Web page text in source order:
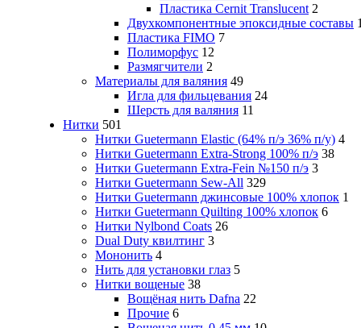
Пластика Cernit Translucent 2
Двухкомпонентные эпоксидные составы
Пластика FIMO 7
Полиморфус 12
Размягчители 2
Материалы для валяния 49
Игла для фильцевания 24
Шерсть для валяния 11
Нитки 501
Нитки Guetermann Elastic (64% п/э 36% п/у) 4
Нитки Guetermann Extra-Strong 100% п/э 38
Нитки Guetermann Extra-Fein №150 п/э 3
Нитки Guetermann Sew-All 329
Нитки Guetermann джинсовые 100% хлопок 1
Нитки Guetermann Quilting 100% хлопок 6
Нитки Nylbond Coats 26
Dual Duty квилтинг 3
Мононить 4
Нить для установки глаз 5
Нитки вощеные 38
Вощёная нить Dafna 22
Прочие 6